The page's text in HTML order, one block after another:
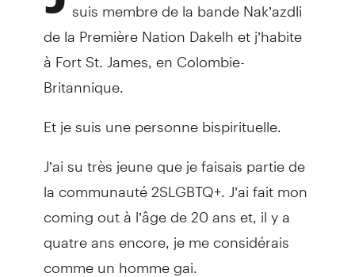
de la Première Nation Dakelh et j’habite
à Fort St. James, en Colombie-
Britannique.
Et je suis une personne bispirituelle.
J’ai su très jeune que je faisais partie de
la communauté 2SLGBTQ+. J’ai fait mon
coming out à l’âge de 20 ans et, il y a
quatre ans encore, je me considérais
comme un homme gai.